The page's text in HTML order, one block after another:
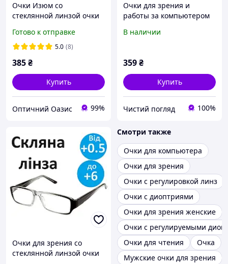
Очки Изюм со
стеклянной линзой очки
РМЦ 58-60мм. Очки
стекло. Очки на плюс
Готово к отправке
5.0 (8)
385₴
Купить
Оптичний Оазис 99%
Очки для зрения и
работы за компьютером
оправе)+1
В наличии
359₴
Купить
Чистий погляд 100%
Очки для зрения со
стеклянной линзой очки
Смотри также
Очки для компьютера
Очки для зрения
Очки с регулировкой линз
Очки с диоптриями
Очки для зрения женские
Очки с регулируемыми
Очки для чтения
Очка
Мужские очки для зрения